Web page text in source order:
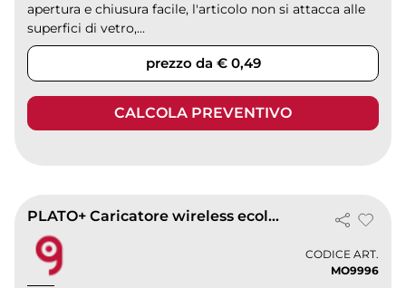
apertura e chiusura facile, l'articolo non si attacca alle
superfici di vetro,...
prezzo da € 0,49
CALCOLA PREVENTIVO
PLATO+ Caricatore wireless ecologico in paglia e ABS, 5W, Ø7 cm
CODICE ART.
MO9996